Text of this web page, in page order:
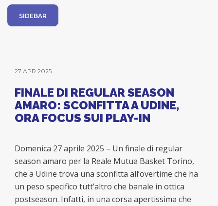
SIDEBAR
27 APR 2025
FINALE DI REGULAR SEASON
AMARO: SCONFITTA A UDINE,
ORA FOCUS SUI PLAY-IN
Domenica 27 aprile 2025 – Un finale di regular
season amaro per la Reale Mutua Basket Torino,
che a Udine trova una sconfitta all’overtime che ha
un peso specifico tutt’altro che banale in ottica
postseason. Infatti, in una corsa apertissima che